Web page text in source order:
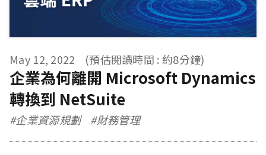
May 12, 2022 (預估閱讀時間 : 約8分鐘)
企業為何離開 Microsoft Dynamics
轉換到 NetSuite
#企業資源規劃 #財務管理